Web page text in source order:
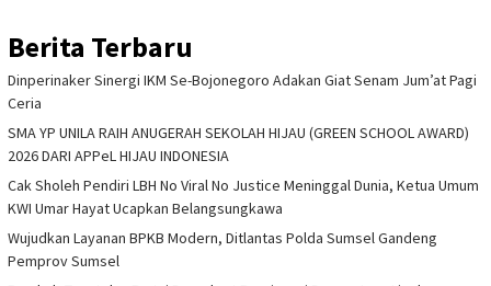
Berita Terbaru
Dinperinaker Sinergi IKM Se-Bojonegoro Adakan Giat Senam Jum’at Pagi
Ceria
SMA YP UNILA RAIH ANUGERAH SEKOLAH HIJAU (GREEN SCHOOL AWARD)
2026 DARI APPeL HIJAU INDONESIA
Cak Sholeh Pendiri LBH No Viral No Justice Meninggal Dunia, Ketua Umum
KWI Umar Hayat Ucapkan Belangsungkawa
Wujudkan Layanan BPKB Modern, Ditlantas Polda Sumsel Gandeng
Pemprov Sumsel